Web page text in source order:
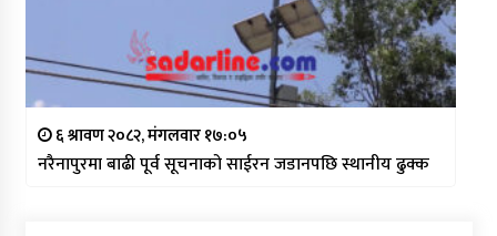
६ श्रावण २०८२, मंगलवार १७:०५
नरैनापुरमा बाढी पूर्व सूचनाको साईरन जडानपछि स्थानीय ढुक्क